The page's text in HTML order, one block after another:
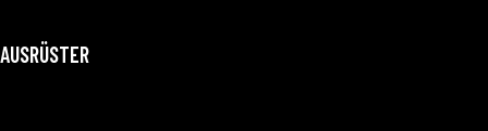
AUSRÜSTER